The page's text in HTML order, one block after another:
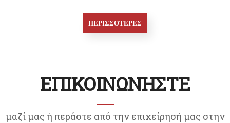
ΠΕΡΙΣΣΟΤΕΡΕΣ
ΕΠΙΚΟΙΝΩΝΗΣΤΕ
μαζί μας ή περάστε από την επιχείρησή μας στην